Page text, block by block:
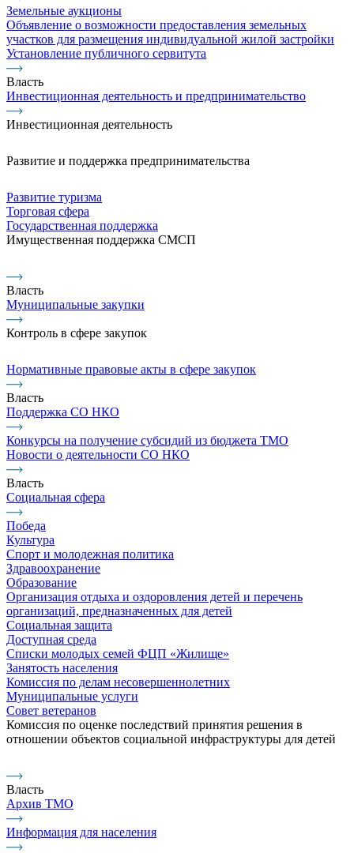
Земельные аукционы
Объявление о возможности предоставления земельных
участков для размещения индивидуальной жилой застройки
Установление публичного сервитута
Власть
Инвестиционная деятельность и предпринимательство
Инвестиционная деятельность
Развитие и поддержка предпринимательства
Развитие туризма
Торговая сфера
Государственная поддержка
Имущественная поддержка СМСП
Власть
Муниципальные закупки
Контроль в сфере закупок
Нормативные правовые акты в сфере закупок
Власть
Поддержка СО НКО
Конкурсы на получение субсидий из бюджета ТМО
Новости о деятельности СО НКО
Власть
Социальная сфера
Победа
Культура
Спорт и молодежная политика
Здравоохранение
Образование
Организация отдыха и оздоровления детей и перечень
организаций, предназначенных для детей
Социальная защита
Доступная среда
Списки молодых семей ФЦП «Жилище»
Занятость населения
Комиссия по делам несовершеннолетних
Муниципальные услуги
Совет ветеранов
Комиссия по оценке последствий принятия решения в
отношении объектов социальной инфраструктуры для детей
Власть
Архив ТМО
Информация для населения